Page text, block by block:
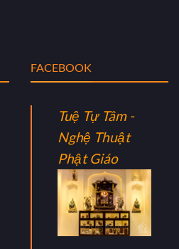
FACEBOOK
Tuệ Tự Tâm -
Nghệ Thuật
Phật Giáo